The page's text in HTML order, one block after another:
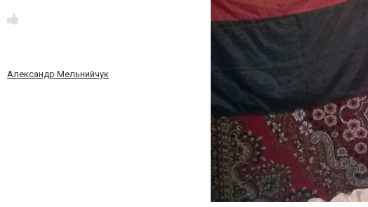
Александр Мельнийчук